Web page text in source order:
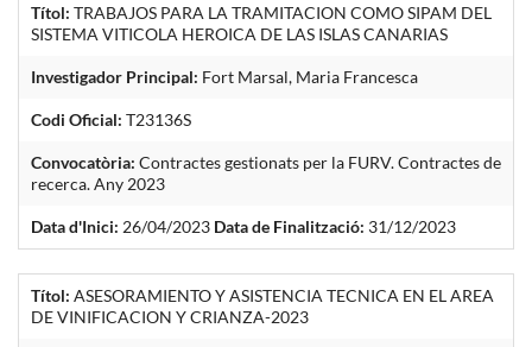
Títol: TRABAJOS PARA LA TRAMITACION COMO SIPAM DEL
SISTEMA VITICOLA HEROICA DE LAS ISLAS CANARIAS
Investigador Principal: Fort Marsal, Maria Francesca
Codi Oficial: T23136S
Convocatòria: Contractes gestionats per la FURV. Contractes de
recerca. Any 2023
Data d'Inici: 26/04/2023 Data de Finalització: 31/12/2023
Títol: ASESORAMIENTO Y ASISTENCIA TECNICA EN EL AREA
DE VINIFICACION Y CRIANZA-2023